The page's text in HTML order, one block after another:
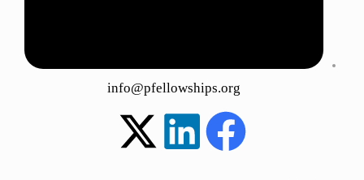
info@pfellowships.org